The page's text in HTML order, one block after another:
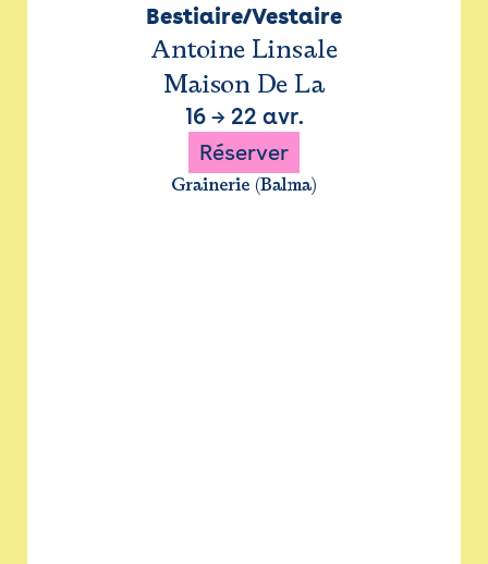
Bestiaire/Vestaire
Antoine Linsale
Maison De La
16→ 22 avr.
Réserver
Grainerie (Balma)